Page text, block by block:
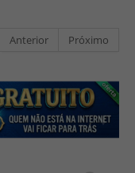
Anterior Próximo